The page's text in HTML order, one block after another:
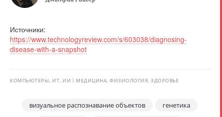
Источники:
https://www.technologyreview.com/s/603038/diagnosing-
disease-with-a-snapshot
КОМПЬЮТЕРЫ, ИТ, ИИ МЕДИЦИНА, ФИЗИОЛОГИЯ, ЗДОРОВЬЕ
визуальное распознавание объектов
генетика